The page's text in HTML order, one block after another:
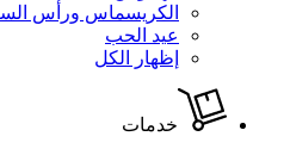
الكريسماس ورأس
عيد الحب
إظهار الكل
خدمات